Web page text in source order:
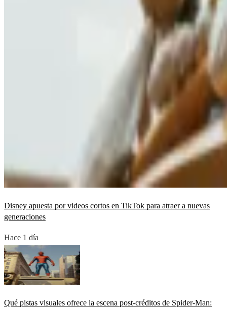
Disney apuesta por videos cortos en TikTok para atraer a nuevas
generaciones
Hace 1 día
Qué pistas visuales ofrece la escena post-créditos de Spider-Man: